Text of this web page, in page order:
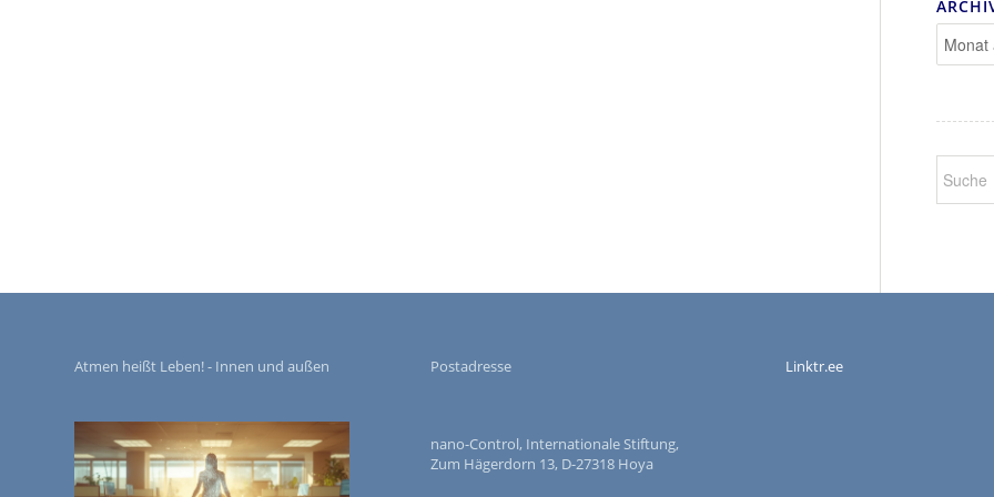
Atmen heißt Leben! - Innen und außen Postadresse
nano-Control, Internationale Stiftung,
Zum Hägerdorn 13, D-27318 Hoya
Linktr.ee